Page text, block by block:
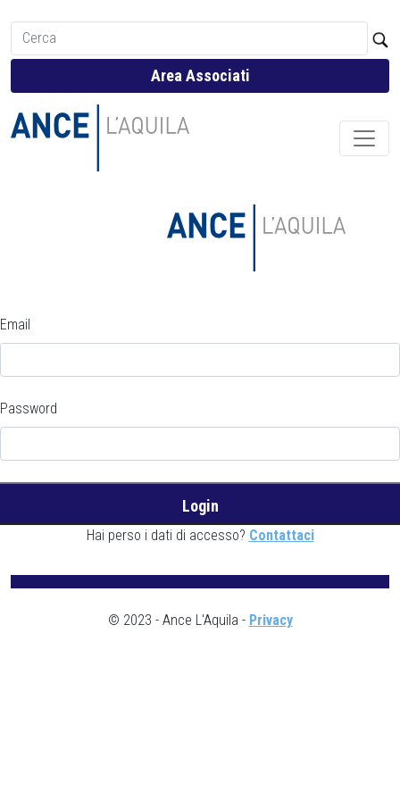
Area Associati
Email
Password
Hai perso i dati di accesso? Contattaci
© 2023 - Ance L'Aquila - Privacy